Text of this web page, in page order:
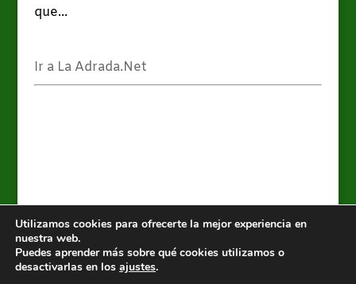
que...
Ir a La Adrada.Net
Valle del Tiétar y alrededores, es un blog de
Utilizamos cookies para ofrecerte la mejor experiencia en
nuestra web.
Puedes aprender más sobre qué cookies utilizamos o
desactivarlas en los ajustes.